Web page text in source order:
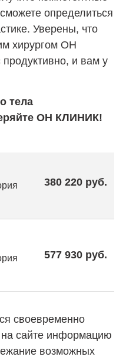
определиться
Уверены, что
хирургом ОН
и вам у
тела
ОН КЛИНИК!
380 220 руб.
577 930 руб.
своевременно
сайте информацию
возможных